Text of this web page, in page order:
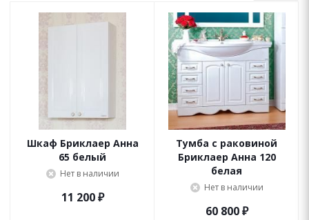
Шкаф Бриклаер Анна
65 белый
Нет в наличии
11 200₽
Тумба с раковиной
Бриклаер Анна 120
белая
Нет в наличии
60 800₽